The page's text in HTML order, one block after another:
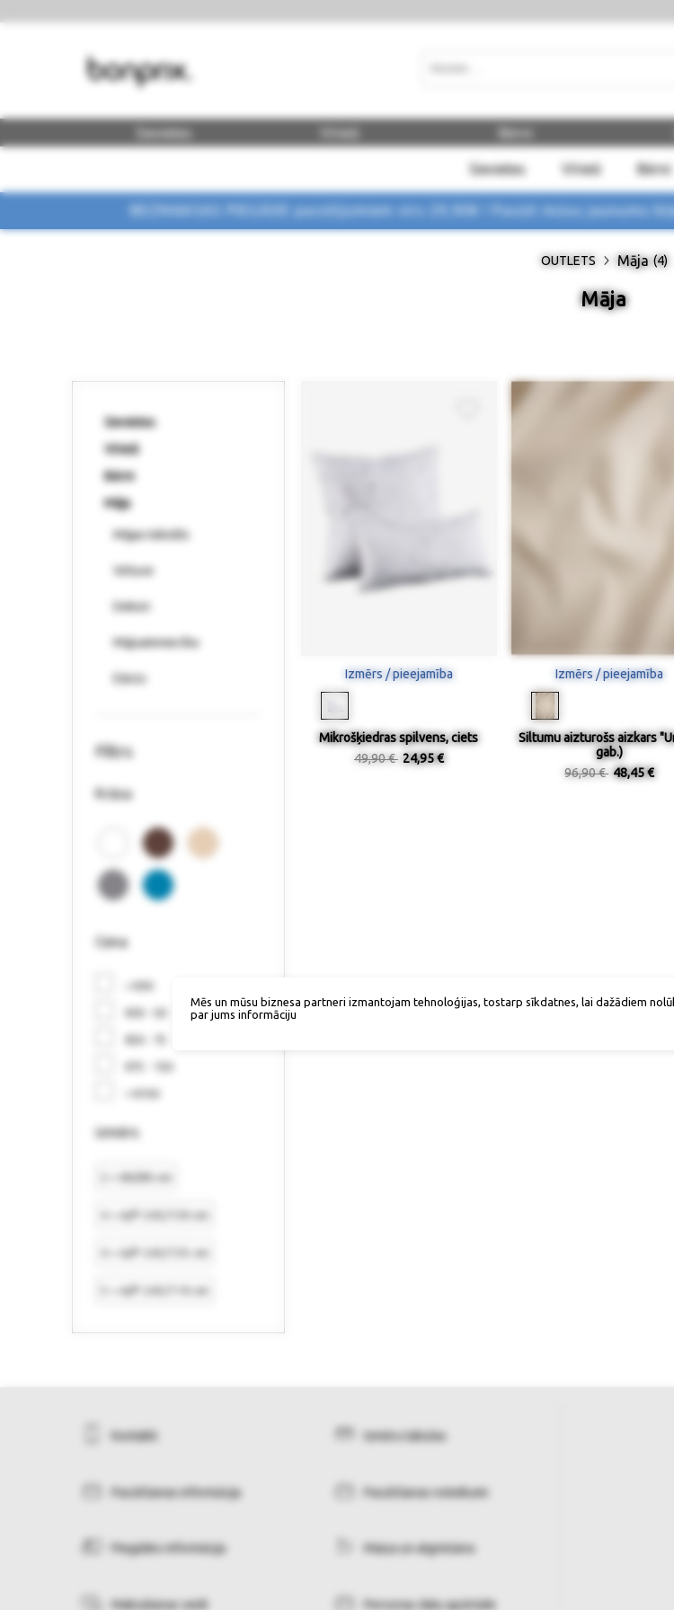
Sievietes Vīrieši
Sievietes Vīrieši Bērni
BEZMAKSAS PIEGĀDE pasūtījumiem virs 29,90€ ! Pasūti mūsu jaunumu
OUTLETS Māja (4)
Māja
Sievietes
Vīrieši
Bērni
Māja
Mājas tekstils
Virtuve
Dekori
Mājsaimniecība
Dārzs
Filtrs
Krāsa
Cena
< €30
€30 - 50
€50 - 75
€75 - 150
> €150
izmērs
Izmērs / pieejamība
Mikrošķiedras spilvens, ciets
49,90 € 24,95 €
Izmērs / pieejamība
Siltumu aizturošs aizkars
gab.)
96,90 € 48,45 €
Kontakti Izmēru tabulas
Pasūtīšanas informācija Pasūtīšanas noteikumi
Piegādes informācija Maiņa un atgriešana
Maksāšanas veidi Personas datu apstrāde
Mēs un mūsu biznesa partneri izmantojam tehnoloģijas, tostarp sīkdatnes, lai dažādiem
par jums informāciju